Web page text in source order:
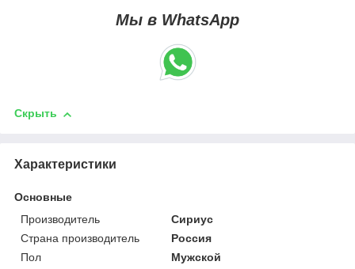
Мы в WhatsApp
Скрыть
Характеристики
Основные
Производитель
Сириус
Страна производитель
Россия
Пол
Мужской